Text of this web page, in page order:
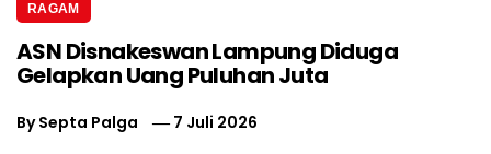
RAGAM
ASN Disnakeswan Lampung Diduga
Gelapkan Uang Puluhan Juta
BySepta Palga 7 Juli 2026